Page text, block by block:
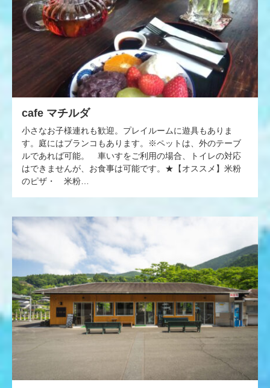
cafe マチルダ
小さなお子様連れも歓迎。プレイルームに遊具もありま
す。庭にはブランコもあります。※ペットは、外のテーブ
ルであれば可能。 車いすをご利用の場合、トイレの対応
はできませんが、お食事は可能です。★【オススメ】米粉
のピザ・ 米粉…